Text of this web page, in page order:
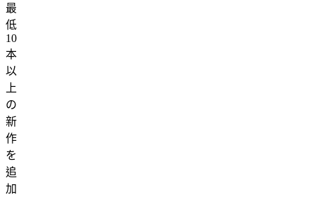
最
低
10
本
以
上
の
新
作
を
追
加